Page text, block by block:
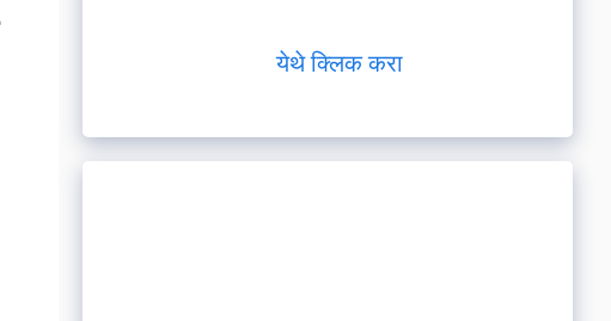
येथे क्लिक करा